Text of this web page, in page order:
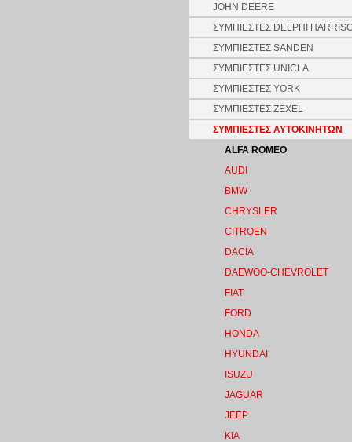
JOHN DEERE
ΣΥΜΠΙΕΣΤΕΣ DELPHI
ΣΥΜΠΙΕΣΤΕΣ SANDEN
ΣΥΜΠΙΕΣΤΕΣ UNICLA
ΣΥΜΠΙΕΣΤΕΣ YORK
ΣΥΜΠΙΕΣΤΕΣ ZEXEL
ΣΥΜΠΙΕΣΤΕΣ ΑΥΤΟΚΙΝΗΤΩΝ
ALFA ROMEO
AUDI
BMW
CHRYSLER
CITROEN
DACIA
DAEWOO-CHEVROLET
FIAT
FORD
HONDA
HYUNDAI
ISUZU
JAGUAR
JEEP
KIA